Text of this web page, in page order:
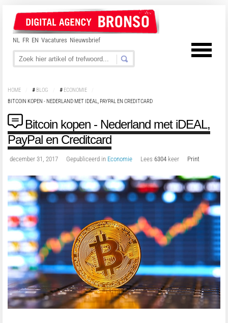
NL FR EN Vacatures Nieuwsbrief
HOME # BLOG # ECONOMIE
BITCOIN KOPEN - NEDERLAND MET IDEAL, PAYPAL EN CREDITCARD
Bitcoin kopen - Nederland met iDEAL,
PayPal en Creditcard
december 31, 2017 Gepubliceerd in Economie Lees 6304 keer Print